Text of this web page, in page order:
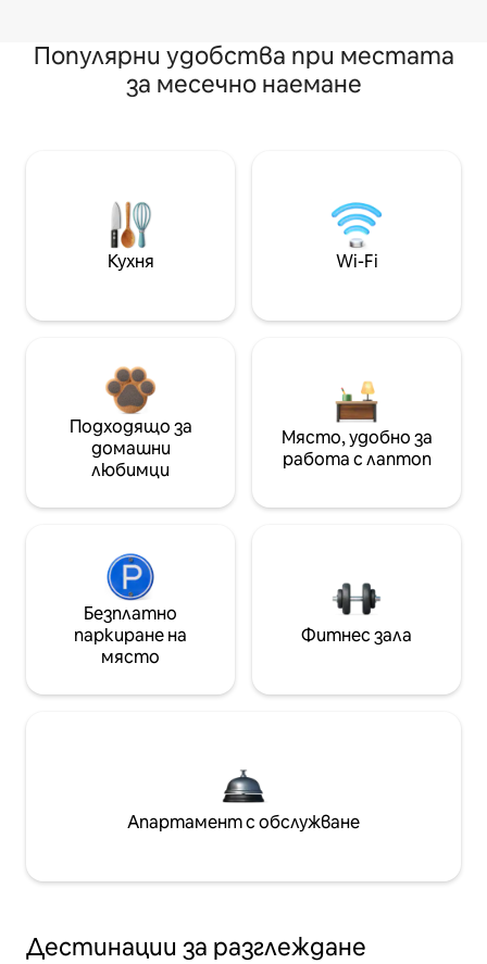
Популярни удобства при местата
за месечно наемане
Кухня Wi-Fi
Подходящо за
домашни
любимци
Място, удобно за
работа с лаптоп
Безплатно
паркиране на
място
Фитнес зала
Апартамент с обслужване
Дестинации за разглеждане